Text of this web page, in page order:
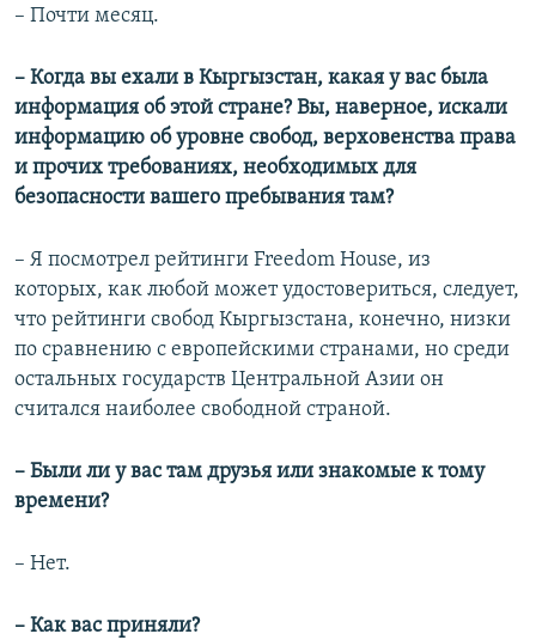
– Почти месяц.
– Когда вы ехали в Кыргызстан, какая у вас была
информация об этой стране? Вы, наверное, искали
информацию об уровне свобод, верховенства права
и прочих требованиях, необходимых для
безопасности вашего пребывания там?
– Я посмотрел рейтинги Freedom House, из
которых, как любой может удостовериться, следует,
что рейтинги свобод Кыргызстана, конечно, низки
по сравнению с европейскими странами, но среди
остальных государств Центральной Азии он
считался наиболее свободной страной.
– Были ли у вас там друзья или знакомые к тому
времени?
– Нет.
– Как вас приняли?